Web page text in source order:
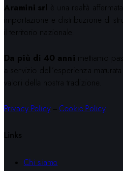
Aramini srl è una realtà
importazione e distribuzione di
il territorio nazionale.
Da più di 40 anni mettiamo
a servizio dell’esperienza
valori della nostra tradizione.
Privacy Policy Cookie Policy
Links
Chi siamo